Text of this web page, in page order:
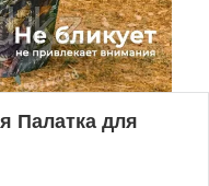
Палатка для